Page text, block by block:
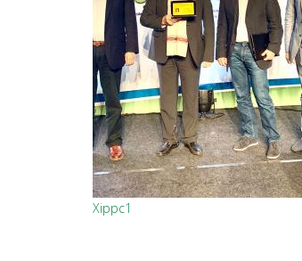
Xippc1